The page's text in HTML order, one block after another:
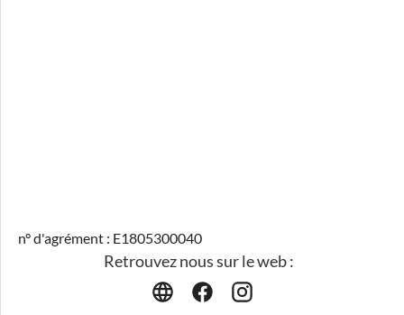
n° d'agrément : E1805300040
Retrouvez nous sur le web :